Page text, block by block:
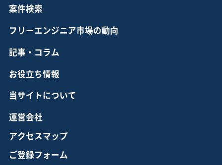
案件検索
フリーエンジニア市場の動向
記事・コラム
お役立ち情報
当サイトについて
運営会社
アクセスマップ
ご登録フォーム